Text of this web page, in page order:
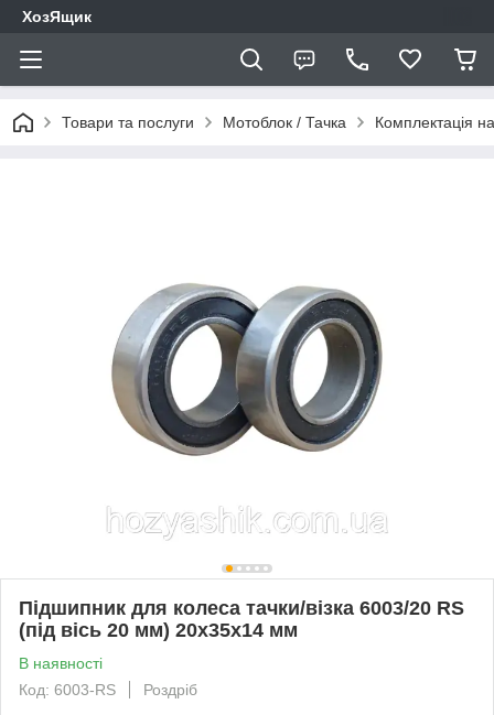
ХозЯщик
Товари та послуги Мотоблок / Тачка Комплектація
Підшипник для колеса тачки/візка 6003/20 RS
(під вісь 20 мм) 20x35x14 мм
В наявності
Код: 6003-RS
Роздріб